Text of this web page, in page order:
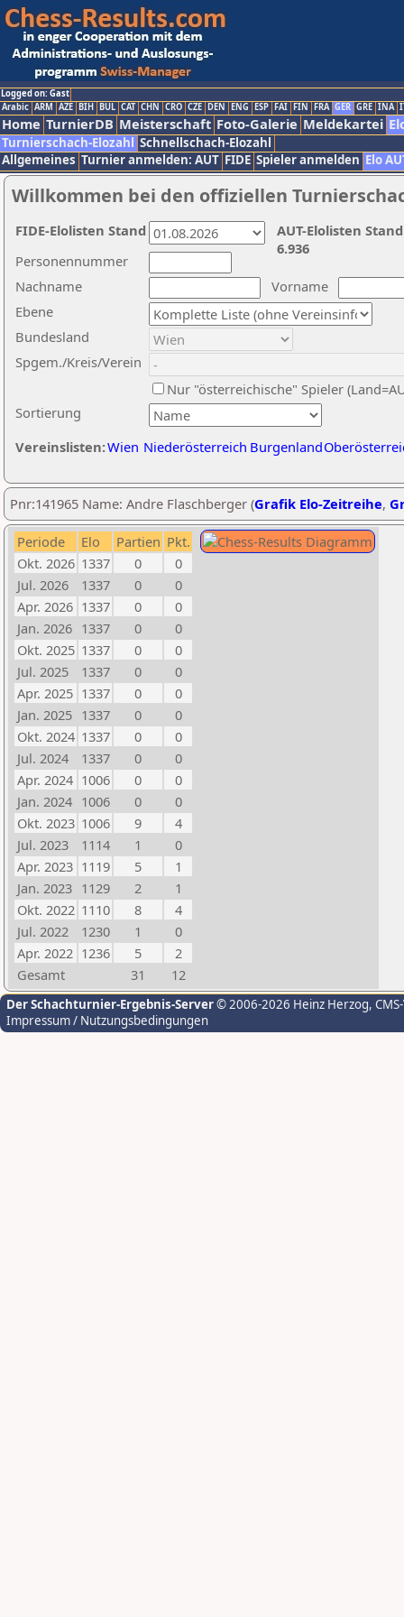
Logged on: Gast
Arabic ARM AZE BIH BUL CAT CHN CRO CZE DEN ENG ESP FAI FIN FRA GER GRE INA
Home TurnierDB Meisterschaft Foto-Galerie Meldekartei
Turnierschach-Elozahl Schnellschach-Elozahl
Allgemeines Turnier anmelden: AUT FIDE Spieler anmelden Elo
Willkommen bei den offiziellen
Nachname
Vorname
Ebene
Sortierung
Personennummer
Bundesland
Spgem./Kreis/Verein
Nur "österreichische" Spieler
Vereinslisten:Wien Niederösterreich Burgenland
AUT-Elolisten
6.936
FIDE-Elolisten Stand
Pnr:141965 Name: Andre Flaschberger (Grafik Elo-Zeitreihe,
Periode Elo Partien Pkt.
Okt. 2026 1337 0
0
Jul. 2026
1337 0
0
Apr. 2026 1337 0
0
Jan. 2026 1337 0
0
Okt. 2025 1337 0
0
Jul. 2025
1337 0
0
Apr. 2025 1337 0
0
Jan. 2025 1337 0
0
Okt. 2024 1337 0
0
Jul. 2024
1337 0
0
Apr. 2024 1006 0
0
Jan. 2024 1006 0
0
Okt. 2023 1006 9
4
Jul. 2023
1114 1
0
Apr. 2023 1119 5
1
Jan. 2023 1129 2
1
Okt. 2022 1110 8
4
Jul. 2022
1230 1
0
Apr. 2022 1236 5
2
Gesamt
31 12
Der Schachturnier-Ergebnis-Server© 2006-2026 Heinz Herzog,
Impressum / Nutzungsbedingungen